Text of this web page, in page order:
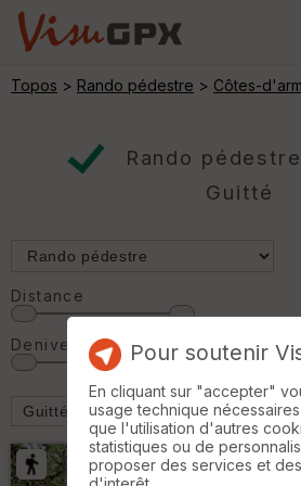
Topos > Rando pédestre > Côtes-
Rando
Guitté
Distance
Denivelé Pour soutenir
En cliquant sur "accepter"
usage technique
que l'utilisation d'autres
statistiques ou de
proposer des services et